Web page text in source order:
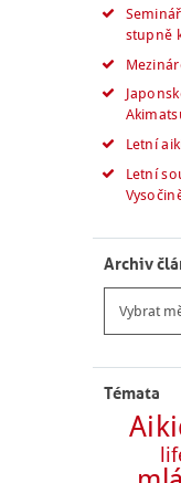
stupně
Letní
Letní
Archiv
článků
Témata